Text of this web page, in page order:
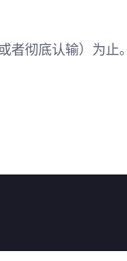
者彻底认输）为止。